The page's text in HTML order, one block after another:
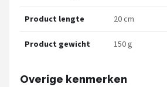
Product lengte 20 cm
Product gewicht 150 g
Overige kenmerken